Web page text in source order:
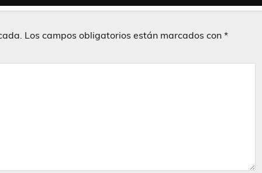
Los campos obligatorios están marcados con *